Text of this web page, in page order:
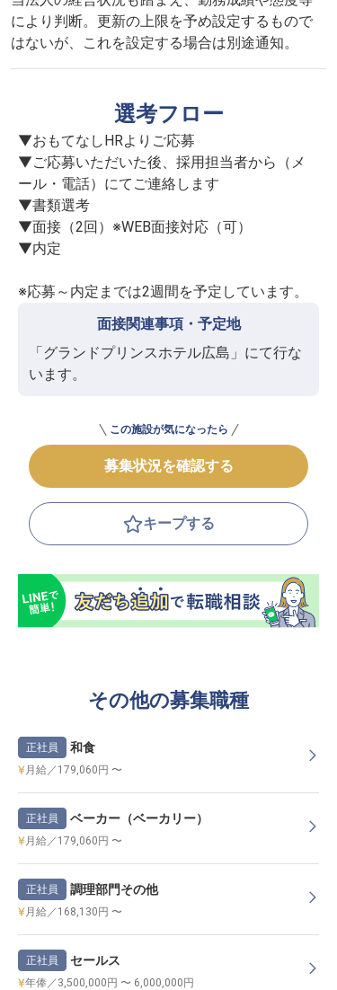
により判断。更新の上限を予め設定するもので
はないが、これを設定する場合は別途通知。
選考フロー
▼おもてなしHRよりご応募
▼ご応募いただいた後、採用担当者から（メ
ール・電話）にてご連絡します
▼書類選考
▼面接（2回）※WEB面接対応（可）
▼内定
※応募～内定までは2週間を予定しています。
面接関連事項・予定地
「グランドプリンスホテル広島」にて行な
います。
この施設が気になったら
募集状況を確認する
キープする
その他の募集職種
正社員 和食
月給／179,060円 〜
正社員 ベーカー（ベーカリー）
月給／179,060円 〜
正社員 調理部門その他
月給／168,130円 〜
正社員 セールス
年俸／3,500,000円 〜 6,000,000円